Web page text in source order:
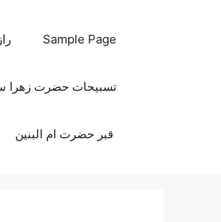
Sample Page
تسبیحات حضرت زهرا
قبر حضرت ام البنین